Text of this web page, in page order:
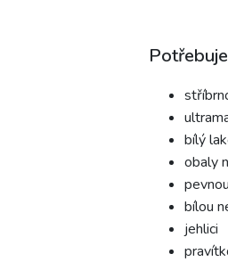
bílý
obaly
bílou
jehlici